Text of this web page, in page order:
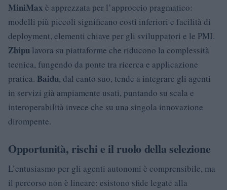
MiniMax è apprezzata per l’approccio pragmatico:
modelli più piccoli significano costi inferiori e facilità di
deployment, elementi chiave per gli sviluppatori e le PMI.
Zhipu lavora su piattaforme che riducono la complessità
tecnica, fungendo da ponte tra ricerca e applicazione
pratica. Baidu, dal canto suo, tende a integrare gli agenti
in servizi già ampiamente usati, puntando su scala e
interoperabilità invece che su una singola innovazione
dirompente.
Opportunità, rischi e il ruolo della selezione
L’entusiasmo per gli agenti autonomi è comprensibile, ma
il percorso non è lineare: esistono sfide legate alla